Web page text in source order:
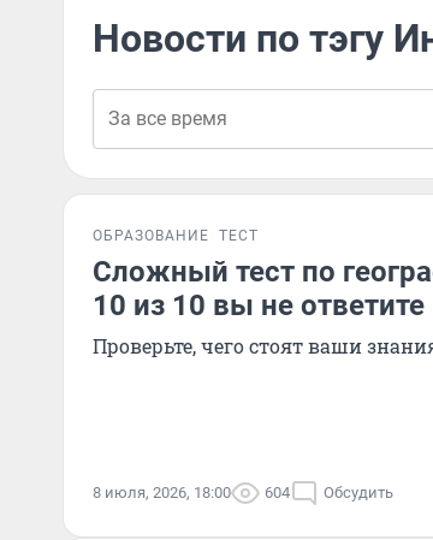
Новости по тэгу
ОБРАЗОВАНИЕ ТЕСТ
Сложный тест по
10 из 10 вы не ответите
Проверьте, чего стоят ваши
8 июля, 2026, 18:00 604 Обсудить